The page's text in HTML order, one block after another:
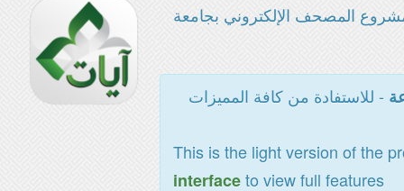
المصحف الإلكتروني بجامعة
- للاستفادة من كافة المميزات
This is the light version of the
interfaceto view full features